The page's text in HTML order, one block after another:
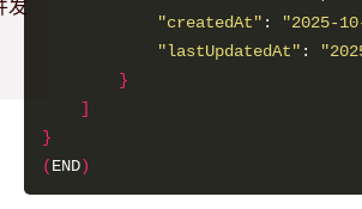
发
"createdAt" :
"2025-
"lastUpdatedAt" :
}
]
}
(END)